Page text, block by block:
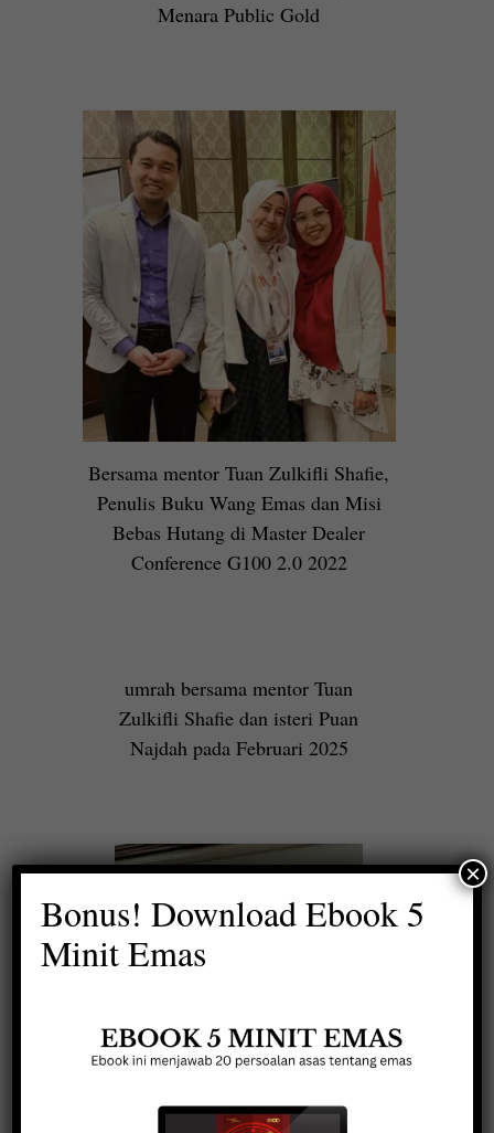
Menara Public Gold
Bersama mentor Tuan Zulkifli Shafie,
Penulis Buku Wang Emas dan Misi
Bebas Hutang di Master Dealer
Conference G100 2.0 2022
umrah bersama mentor Tuan
Zulkifli Shafie dan isteri Puan
Najdah pada Februari 2025
Bonus! Download Ebook 5
Minit Emas
×